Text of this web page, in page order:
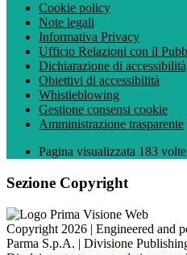
Cookie policy
Note legali
Informativa Privacy
Ufficio Relazioni con il
Dichiarazione di accessibilità
Obiettivi di accessibilità
Whistleblowing
Gestione consensi cookie
Amministrazione trasparente
Pagina visualizzata 183 volte
Sezione Copyright
Copyright 2026 | Engineered and
Parma S.p.A. | Divisione